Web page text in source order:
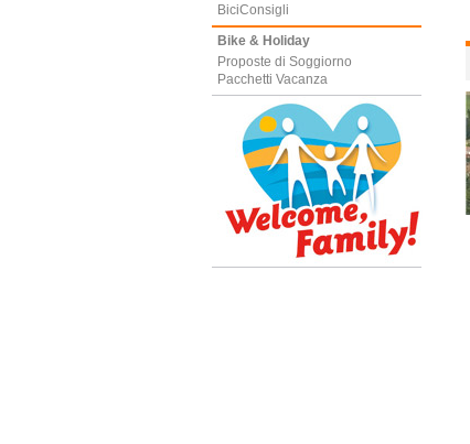
BiciConsigli
Bike & Holiday
Proposte di Soggiorno
Pacchetti Vacanza